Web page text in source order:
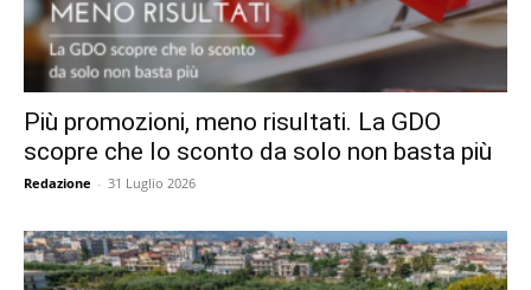
Più promozioni, meno risultati. La GDO
scopre che lo sconto da solo non basta più
Redazione - 31 Luglio 2026